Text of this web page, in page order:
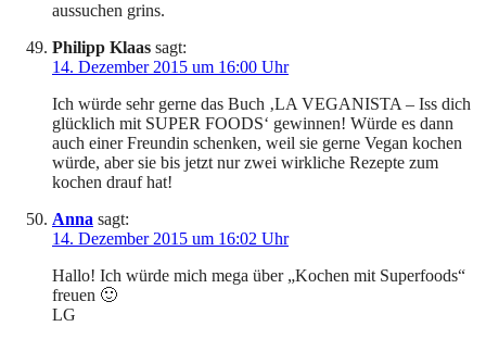
aussuchen grins.
Philipp Klaas sagt:
14. Dezember 2015 um 16:00 Uhr
Ich würde sehr gerne das Buch ‚LA VEGANISTA – Iss dich
glücklich mit SUPER FOODS‘ gewinnen! Würde es dann
auch einer Freundin schenken, weil sie gerne Vegan kochen
würde, aber sie bis jetzt nur zwei wirkliche Rezepte zum
kochen drauf hat!
Anna sagt:
14. Dezember 2015 um 16:02 Uhr
Hallo! Ich würde mich mega über „Kochen mit Superfoods“
freuen 🙂
LG